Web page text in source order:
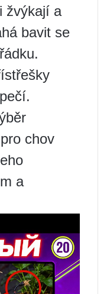
žvýkají a
bavit se
chov
a